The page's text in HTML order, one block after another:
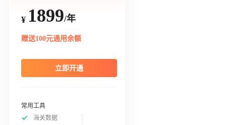
¥ 1899/年
赠送100元通用余额
立即开通
常用工具
海关数据